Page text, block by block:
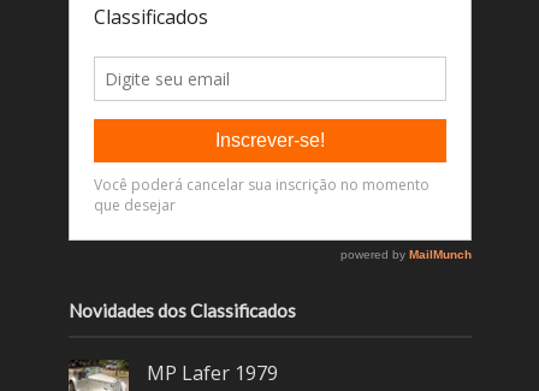
Novidades dos Classificados
MP Lafer 1979